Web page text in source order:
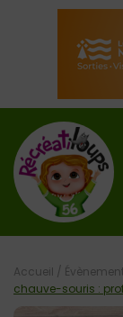
Accueil /
chauve-souris :